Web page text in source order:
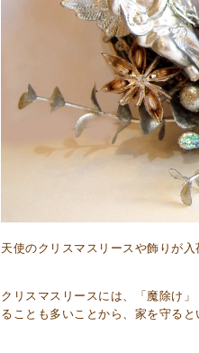
天使のクリスマスリースや飾りが入
クリスマスリースには、「魔除け
ることも多いことから、家を守る